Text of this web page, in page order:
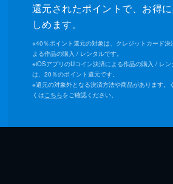
還元されたポイントで、お得
しめます。
※40％ポイント還元の対象は、クレジットカード決
よる作品の購入 / レンタルです。
※iOSアプリのUコイン決済による作品の購入 / レン
は、20％のポイント還元です。
※還元の対象外となる決済方法や商品があります。
くはこちらをご確認ください。